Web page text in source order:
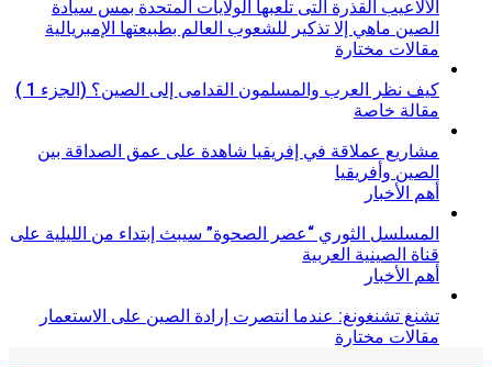
الألاعيب القذرة التى تلعبها الولايات المتحدة بمس سيادة
الصين ماهي إلا تذكير للشعوب العالم بطبيعتها الإمبريالية
مقالات مختارة
كيف نظر العرب والمسلمون القدامى إلى الصين؟ (الجزء 1 )
مقالة خاصة
مشاريع عملاقة في إفريقيا شاهدة على عمق الصداقة بين
الصين وأفريقيا
أهم الأخبار
المسلسل الثوري “عصر الصحوة” سيبث إبتداء من الليلية على
قناة الصينية العربية
أهم الأخبار
تشنغ تشنغونغ: عندما انتصرت إرادة الصين على الاستعمار
مقالات مختارة